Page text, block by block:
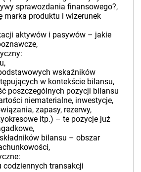
sprawozdania finansowego?,
marka produktu i wizerunek
aktywów i pasywów – jakie
wskaźników
w kontekście bilansu,
poszczególnych pozycji bilansu
niematerialne, inwestycje,
zapasy, rezerwy,
itp.) – te pozycje już
bilansu – obszar
codziennych transakcji